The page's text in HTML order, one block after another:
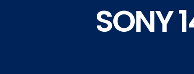
SONY